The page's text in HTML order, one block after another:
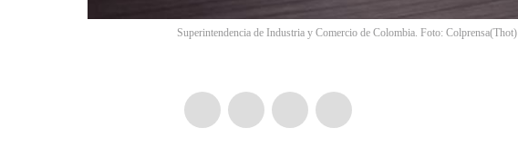
Superintendencia de Industria y Comercio de Colombia. Foto: Colprensa(Thot)